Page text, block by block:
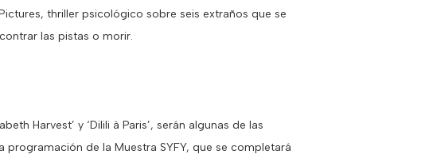
thriller psicológico sobre seis extraños que se
las pistas o morir.
Harvest’ y ‘Dilili à Paris’, serán algunas de las
de la Muestra SYFY, que se completará